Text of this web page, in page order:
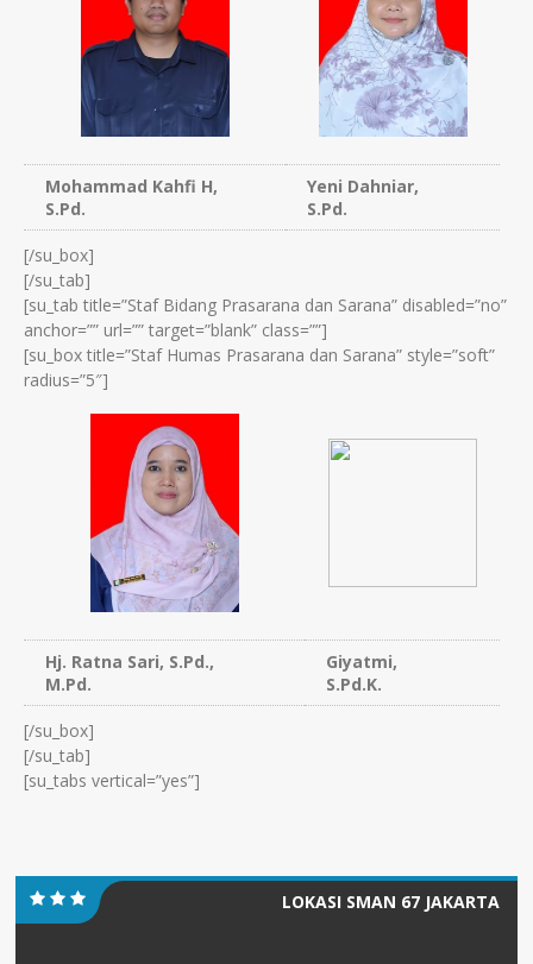
Mohammad Kahfi H,
S.Pd.
Yeni Dahniar,
S.Pd.
[/su_box]
[/su_tab]
[su_tab title=”Staf Bidang Prasarana dan Sarana” disabled=”no”
anchor=”” url=”” target=”blank” class=””]
[su_box title=”Staf Humas Prasarana dan Sarana” style=”soft”
radius=”5″]
Hj. Ratna Sari, S.Pd.,
M.Pd.
Giyatmi,
S.Pd.K.
[/su_box]
[/su_tab]
[su_tabs vertical=”yes”]
LOKASI SMAN 67 JAKARTA